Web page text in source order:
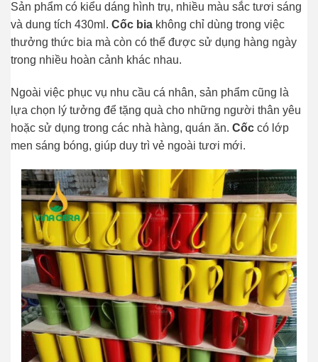
Sản phẩm có kiểu dáng hình trụ, nhiều màu sắc tươi sáng
và dung tích 430ml. Cốc bia không chỉ dùng trong việc
thưởng thức bia mà còn có thể được sử dụng hàng ngày
trong nhiều hoàn cảnh khác nhau.
Ngoài việc phục vụ nhu cầu cá nhân, sản phẩm cũng là
lựa chọn lý tưởng để tặng quà cho những người thân yêu
hoặc sử dụng trong các nhà hàng, quán ăn. Cốc có lớp
men sáng bóng, giúp duy trì vẻ ngoài tươi mới.